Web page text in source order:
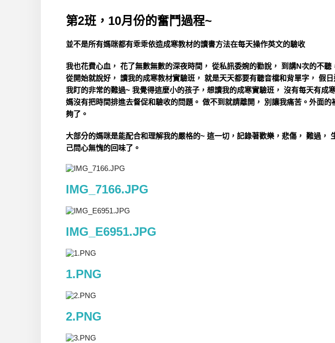
第2班，10月份的奮鬥過程~
並不是所有媽咪都有乖乖依造成寒教材的讀書方法在每天操作英文的驗收
我也花費心血， 花了無數無數的深夜時間， 從私訊委婉的勸說， 到講N次的不聽
從開始就說好， 讀我的成寒教材實驗班， 就是天天都要有聽音檔和背單字， 假
我盯的非常的難過~ 我覺得這麼小的孩子，想讀我的成寒實驗班， 沒有每天有成
媽沒有把時間排進去督促和驗收的問題。 做不到就請離開， 別讓我痛苦。外面
夠了。
大部分的媽咪是能配合和理解我的嚴格的~ 這一切，記錄著歡樂，悲傷， 難過，
己問心無愧的回味了。
IMG_7166.JPG
IMG_E6951.JPG
1.PNG
2.PNG